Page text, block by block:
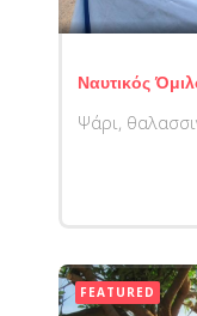
Ναυτικός
Ψάρι,
FEATURED